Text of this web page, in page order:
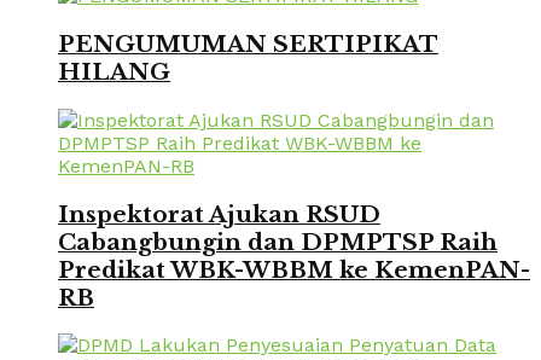
PENGUMUMAN SERTIPIKAT
HILANG
Inspektorat Ajukan RSUD
Cabangbungin dan DPMPTSP Raih
Predikat WBK-WBBM ke KemenPAN-
RB